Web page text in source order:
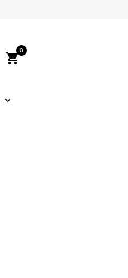
shopping_cart
0